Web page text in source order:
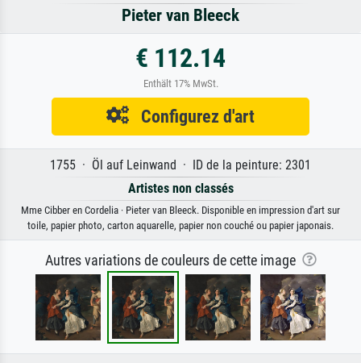
Pieter van Bleeck
€ 112.14
Enthält 17% MwSt.
Configurez d'art
1755 · Öl auf Leinwand · ID de la peinture: 2301
Artistes non classés
Mme Cibber en Cordelia · Pieter van Bleeck. Disponible en impression d'art sur
toile, papier photo, carton aquarelle, papier non couché ou papier japonais.
Autres variations de couleurs de cette image